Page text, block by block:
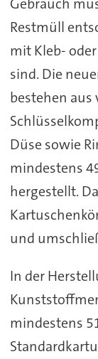
Restmüll
mit Kleb-
sind. Die
bestehen aus
Düse sowie
mindestens
hergestellt.
und
In der
mindestens